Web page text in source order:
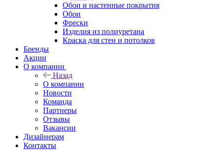
Обои и настенные покрытия
Обои
Фрески
Изделия из полиуретана
Краска для стен и потолков
Бренды
Акции
О компании
Назад
О компании
Новости
Команда
Партнеры
Отзывы
Вакансии
Дизайнерам
Контакты